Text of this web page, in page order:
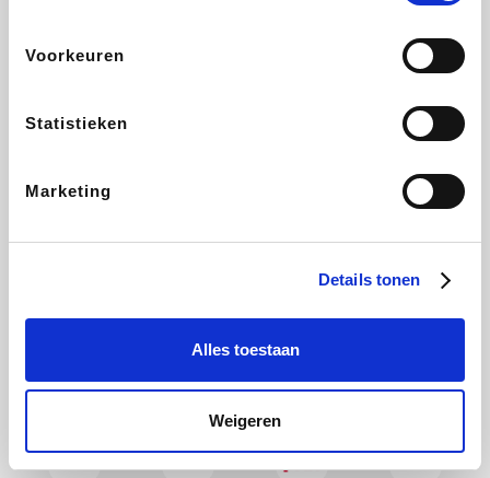
Voorkeuren
Statistieken
Marketing
Details tonen
Alles toestaan
Weigeren
Lufthansa
CheapTickets.be DeubaXXL
Samsung My Jewellery Delonghi Tennis Point